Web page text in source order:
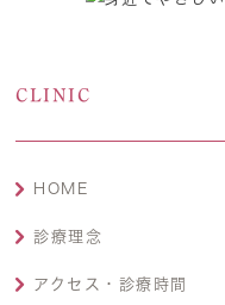
CLINIC
HOME
診療理念
アクセス・診療時間